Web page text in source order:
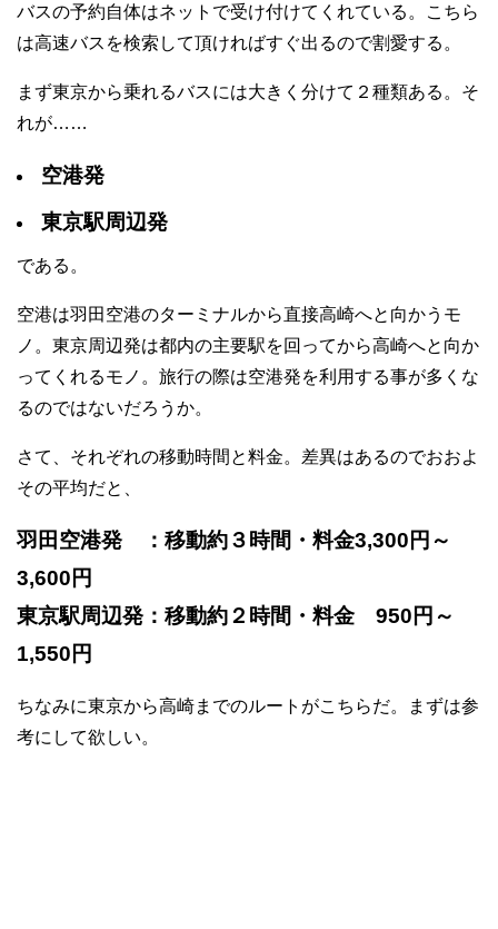
バスの予約自体はネットで受け付けてくれている。こちら
は高速バスを検索して頂ければすぐ出るので割愛する。
まず東京から乗れるバスには大きく分けて２種類ある。そ
れが……
空港発
東京駅周辺発
である。
空港は羽田空港のターミナルから直接高崎へと向かうモ
ノ。東京周辺発は都内の主要駅を回ってから高崎へと向か
ってくれるモノ。旅行の際は空港発を利用する事が多くな
るのではないだろうか。
さて、それぞれの移動時間と料金。差異はあるのでおおよ
その平均だと、
羽田空港発 ：移動約３時間・料金3,300円～
3,600円
東京駅周辺発：移動約２時間・料金 950円～
1,550円
ちなみに東京から高崎までのルートがこちらだ。まずは参
考にして欲しい。